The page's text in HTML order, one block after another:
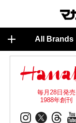
All Brands
毎月28日発売
1988年創刊